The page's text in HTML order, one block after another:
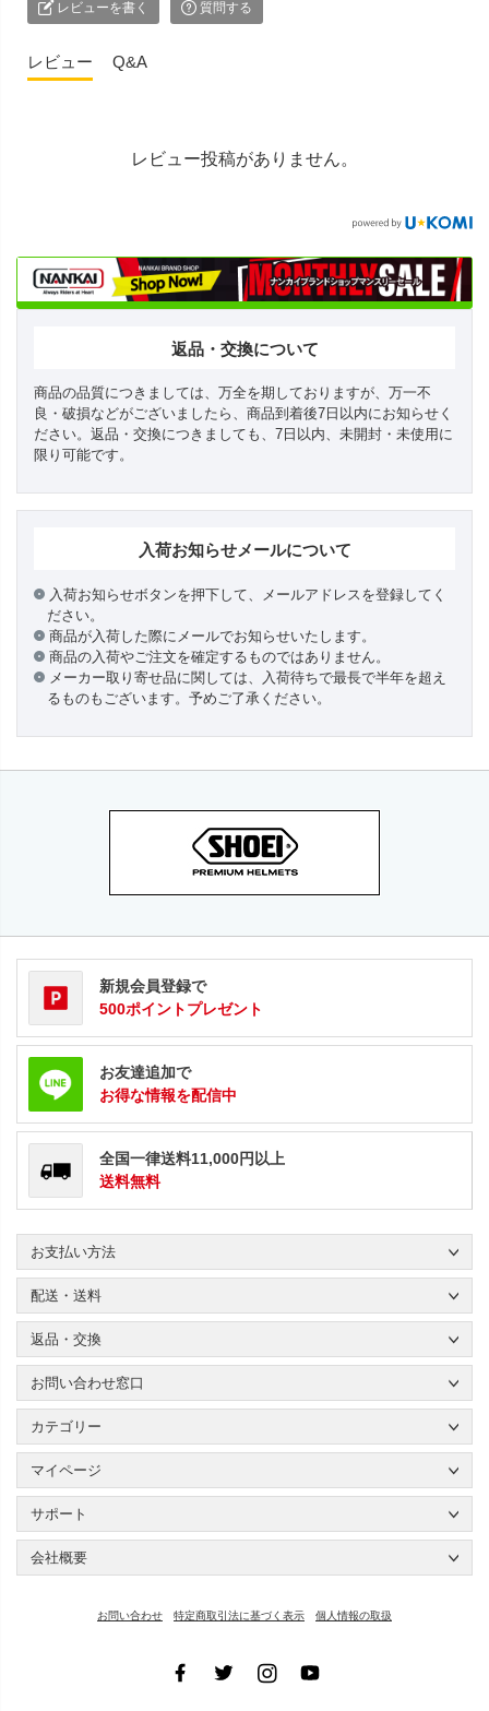
レビューを書く 質問する
レビュー Q&A
レビュー投稿がありません。
返品・交換について
商品の品質につきましては、万全を期しておりますが、万一不
良・破損などがございましたら、商品到着後7日以内にお知らせく
ださい。返品・交換につきましても、7日以内、未開封・未使用に
限り可能です。
入荷お知らせメールについて
入荷お知らせボタンを押下して、メールアドレスを登録してく
ださい。
商品が入荷した際にメールでお知らせいたします。
商品の入荷やご注文を確定するものではありません。
メーカー取り寄せ品に関しては、入荷待ちで最長で半年を超え
るものもございます。予めご了承ください。
新規会員登録で
500ポイントプレゼント
お友達追加で
お得な情報を配信中
全国一律送料11,000円以上
送料無料
お支払い方法
配送・送料
返品・交換
お問い合わせ窓口
カテゴリー
マイページ
サポート
会社概要
お問い合わせ 特定商取引法に基づく表示 個人情報の取扱